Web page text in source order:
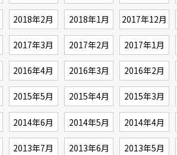
2018年2月 2018年1月 2017年12月
2017年3月 2017年2月 2017年1月
2016年4月 2016年3月 2016年2月
2015年5月 2015年4月 2015年3月
2014年6月 2014年5月 2014年4月
2013年7月 2013年6月 2013年5月